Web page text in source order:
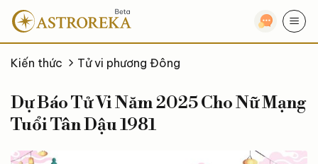
qua
nội
dungKiến thức Tử vi phương Đông
Dự Báo Tử Vi Năm 2025 Cho Nữ Mạng
Tuổi Tân Dậu 1981